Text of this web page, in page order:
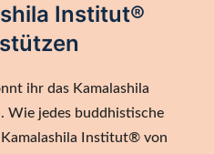
Institut®
ihr das Kamalashila
Wie jedes buddhistische
Institut® von